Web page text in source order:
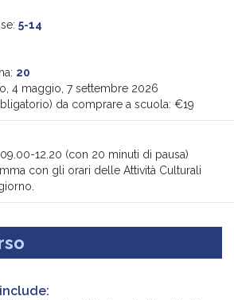
5-14
20
4 maggio, 7 settembre 2026
da comprare a scuola: €19
12.20 (con 20 minuti di pausa)
con gli orari delle Attività Culturali